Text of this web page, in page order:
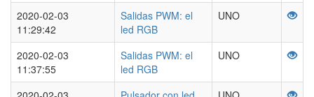
2020-02-03
11:29:42
Salidas PWM: el
led RGB
UNO
2020-02-03
11:37:55
Salidas PWM: el
led RGB
UNO